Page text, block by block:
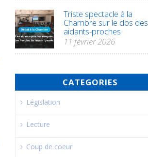
Triste spectacle à la
Chambre sur le dos des
aidants-proches
11 février 2026
CATEGORIES
Législation
Lecture
Coup de coeur